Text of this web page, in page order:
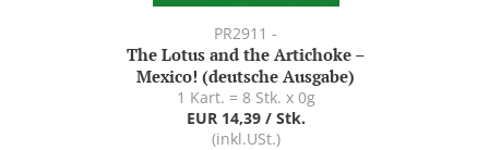
PR2911 -
The Lotus and the Artichoke –
Mexico! (deutsche Ausgabe)
1 Kart. = 8 Stk. x 0g
EUR 14,39 / Stk.
(inkl.USt.)